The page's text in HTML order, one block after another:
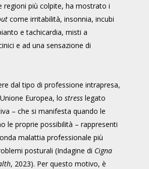
regioni più colpite, ha mostrato i
come irritabilità, insonnia, incubi
e tachicardia, misti a
e ad una sensazione di
dal tipo di professione intrapresa,
Europea, lo stresslegato
– che si manifesta quando le
le proprie possibilità – rappresenti
malattia professionale più
posturali (Indagine di Cigna
, 2023). Per questo motivo, è